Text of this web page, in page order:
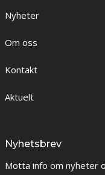
Nyheter
Om oss
Kontakt
Aktuelt
Nyhetsbrev
Motta info om nyheter